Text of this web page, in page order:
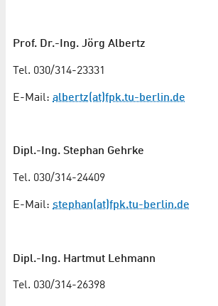
Prof. Dr.-Ing. Jörg Albertz
Tel. 030/314-23331
E-Mail: albertz(at)fpk.tu-berlin.de
Dipl.-Ing. Stephan Gehrke
Tel. 030/314-24409
E-Mail: stephan(at)fpk.tu-berlin.de
Dipl.-Ing. Hartmut Lehmann
Tel. 030/314-26398